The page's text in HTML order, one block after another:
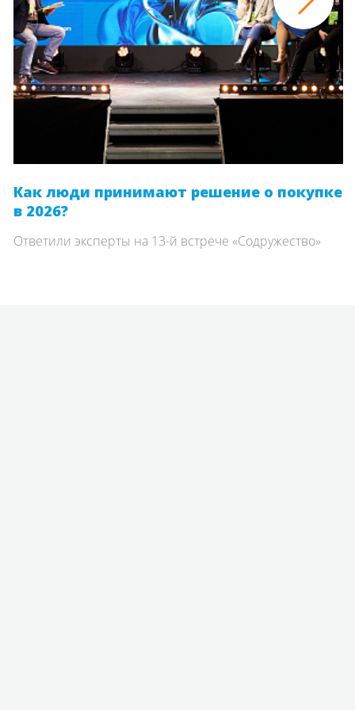
Как люди принимают решение о покупке
в 2026?
Ответили эксперты на 13-й встрече «Содружество»